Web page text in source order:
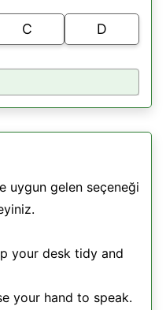
C D
uygun gelen seçeneği
your desk tidy and
your hand to speak.